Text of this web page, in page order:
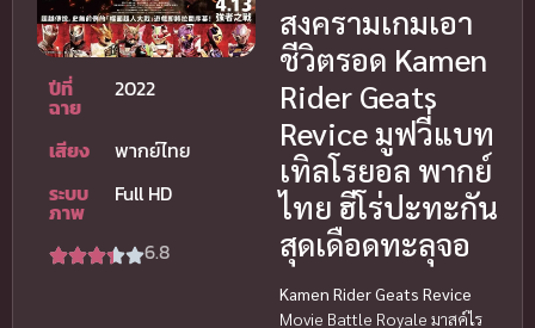
ปีที่
ฉาย
2022
เสียง
พากย์ไทย
ระบบ
ภาพ
Full HD
6.8
สงครามเกมเอา
ชีวิตรอด Kamen
Rider Geats
Revice มูฟวี่แบท
เทิลโรยอล พากย์
ไทย ฮีโร่ปะทะกัน
สุดเดือดทะลุจอ
Kamen Rider Geats Revice
Movie Battle Royale มาสค์ไร